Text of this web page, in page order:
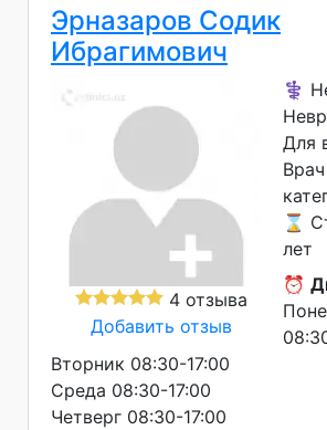
Эрназаров Содик
Ибрагимович
4 отзыва
Добавить отзыв
⚕️
Для
⌛
лет
⏰
Вторник 08:30-17:00
Среда 08:30-17:00
Четверг 08:30-17:00